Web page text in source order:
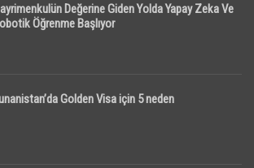
Değerine Giden Yolda Yapay Zeka Ve
Öğrenme Başlıyor
Golden Visa için 5 neden